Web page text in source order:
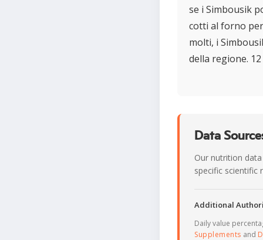
se i Simbousik
cotti al forno
molti, i
della regione. 12
Data
Our nutrition
specific scientific
Additional
Daily value
Supplements and